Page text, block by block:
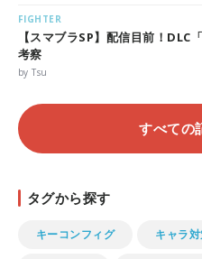
FIGHTER
【スマブラSP】配信目前！DLC
考察
by Tsu
すべての
タグから探す
キーコンフィグ キャラ